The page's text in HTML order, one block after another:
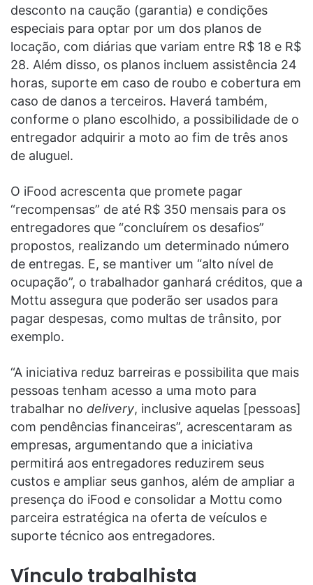
desconto na caução (garantia) e condições
especiais para optar por um dos planos de
locação, com diárias que variam entre R$ 18 e R$
28. Além disso, os planos incluem assistência 24
horas, suporte em caso de roubo e cobertura em
caso de danos a terceiros. Haverá também,
conforme o plano escolhido, a possibilidade de o
entregador adquirir a moto ao fim de três anos
de aluguel.
O iFood acrescenta que promete pagar
“recompensas” de até R$ 350 mensais para os
entregadores que “concluírem os desafios”
propostos, realizando um determinado número
de entregas. E, se mantiver um “alto nível de
ocupação”, o trabalhador ganhará créditos, que a
Mottu assegura que poderão ser usados para
pagar despesas, como multas de trânsito, por
exemplo.
“A iniciativa reduz barreiras e possibilita que mais
pessoas tenham acesso a uma moto para
trabalhar no delivery, inclusive aquelas [pessoas]
com pendências financeiras”, acrescentaram as
empresas, argumentando que a iniciativa
permitirá aos entregadores reduzirem seus
custos e ampliar seus ganhos, além de ampliar a
presença do iFood e consolidar a Mottu como
parceira estratégica na oferta de veículos e
suporte técnico aos entregadores.
Vínculo trabalhista